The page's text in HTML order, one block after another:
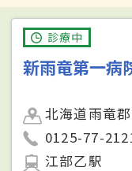
診療中
新雨竜第一病
北海道雨竜
0125-77-
江部乙駅